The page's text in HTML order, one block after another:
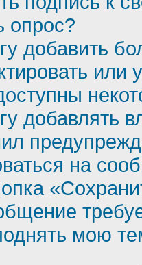
опрос?
добавить
или
добавлять
на
мою